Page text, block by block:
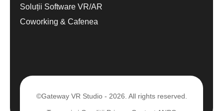
Soluții Software VR/AR
Coworking & Cafenea
©Gateway VR Studio - 2026. All rights reserved.